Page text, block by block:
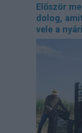
Először
dolog,
vele a